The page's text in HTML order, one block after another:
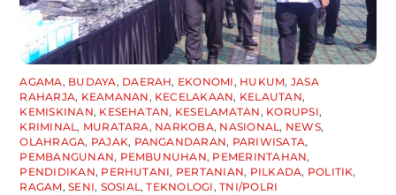
AGAMA, BUDAYA, DAERAH, EKONOMI, HUKUM, JASA
RAHARJA, KEAMANAN, KECELAKAAN, KELAUTAN,
KEMISKINAN, KESEHATAN, KESELAMATAN, KORUPSI,
KRIMINAL, MURATARA, NARKOBA, NASIONAL, NEWS,
OLAHRAGA, PAJAK, PANGANDARAN, PARIWISATA,
PEMBANGUNAN, PEMBUNUHAN, PEMERINTAHAN,
PENDIDIKAN, PERHUTANI, PERTANIAN, PILKADA, POLITIK,
RAGAM,SENI, SOSIAL,TEKNOLOGI,TNI/POLRI